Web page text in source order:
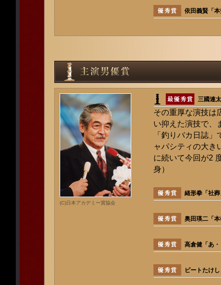
依田義賢「
(C)日本アカデミー賞協会
三國連
その重厚な演技は
い抑えた演技で、
「釣りバカ日誌
ャパシティの大き
に続いて今回が2
身）
緒形拳「社
奥田瑛二「
高倉健「あ
ビートたけ